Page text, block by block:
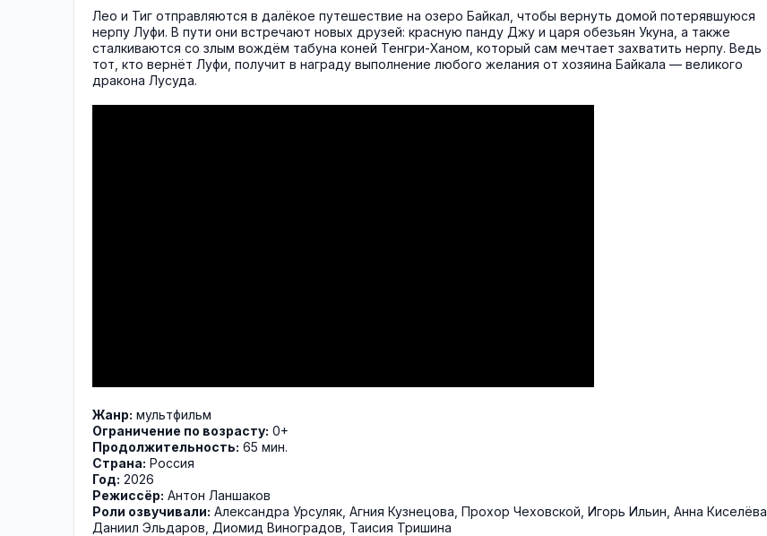
Лео и Тиг отправляются в далёкое путешествие на озеро Байкал, чтобы вернуть домой потерявшуюся
нерпу Луфи. В пути они встречают новых друзей: красную панду Джу и царя обезьян Укуна, а также
сталкиваются со злым вождём табуна коней Тенгри-Ханом, который сам мечтает захватить нерпу. Ведь
тот, кто вернёт Луфи, получит в награду выполнение любого желания от хозяина Байкала — великого
дракона Лусуда.
Жанр: мультфильм
Ограничение по возрасту: 0+
Продолжительность: 65 мин.
Страна: Россия
Год: 2026
Режиссёр: Антон Ланшаков
Роли озвучивали: Александра Урсуляк Агния Кузнецова Прохор Чеховской Игорь Ильин Анна Киселёва
Даниил Эльдаров Диомид Виноградов Таисия Тришина